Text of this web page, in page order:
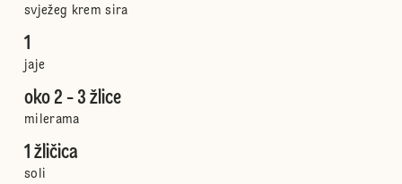
svježeg krem sira
1
jaje
oko 2 - 3 žlice
milerama
1 žličica
soli